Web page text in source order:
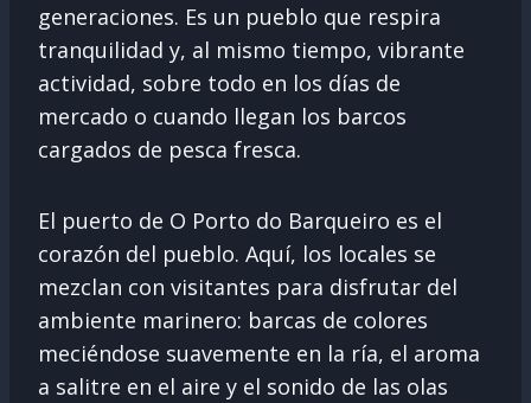
generaciones. Es un pueblo que respira
tranquilidad y, al mismo tiempo, vibrante
actividad, sobre todo en los días de
mercado o cuando llegan los barcos
cargados de pesca fresca.
El puerto de O Porto do Barqueiro es el
corazón del pueblo. Aquí, los locales se
mezclan con visitantes para disfrutar del
ambiente marinero: barcas de colores
meciéndose suavemente en la ría, el aroma
a salitre en el aire y el sonido de las olas